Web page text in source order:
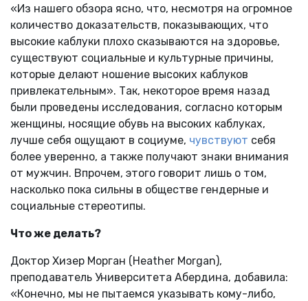
«Из нашего обзора ясно, что, несмотря на огромное
количество доказательств, показывающих, что
высокие каблуки плохо сказываются на здоровье,
существуют социальные и культурные причины,
которые делают ношение высоких каблуков
привлекательным». Так, некоторое время назад
были проведены исследования, согласно которым
женщины, носящие обувь на высоких каблуках,
лучше себя ощущают в социуме, чувствуют себя
более уверенно, а также получают знаки внимания
от мужчин. Впрочем, этого говорит лишь о том,
насколько пока сильны в обществе гендерные и
социальные стереотипы.
Что же делать?
Доктор Хизер Морган (Heather Morgan),
преподаватель Университета Абердина, добавила:
«Конечно, мы не пытаемся указывать кому-либо,